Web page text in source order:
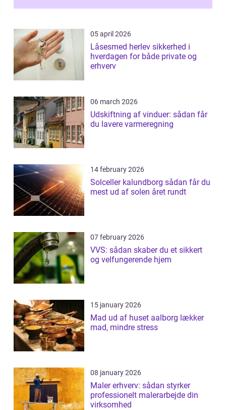
05 april 2026
Låsesmed herlev sikkerhed i
hverdagen for både private og
erhverv
06 march 2026
Udskiftning af vinduer: sådan får
du lavere varmeregning
14 february 2026
Solceller kalundborg sådan får du
mest ud af solen året rundt
07 february 2026
VVS: sådan skaber du et sikkert
og velfungerende hjem
15 january 2026
Mad ud af huset aalborg lækker
mad, mindre stress
08 january 2026
Maler erhverv: sådan styrker
professionelt malerarbejde din
virksomhed